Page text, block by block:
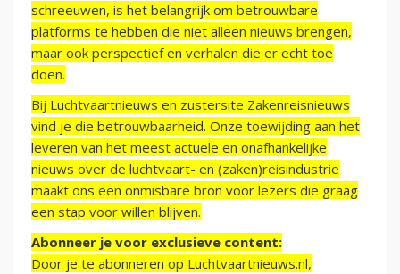
schreeuwen, is het belangrijk om betrouwbare
platforms te hebben die niet alleen nieuws brengen,
maar ook perspectief en verhalen die er echt toe
doen.
Bij Luchtvaartnieuws en zustersite Zakenreisnieuws
vind je die betrouwbaarheid. Onze toewijding aan het
leveren van het meest actuele en onafhankelijke
nieuws over de luchtvaart- en (zaken)reisindustrie
maakt ons een onmisbare bron voor lezers die graag
een stap voor willen blijven.
Abonneer je voor exclusieve content:
Door je te abonneren op Luchtvaartnieuws.nl,